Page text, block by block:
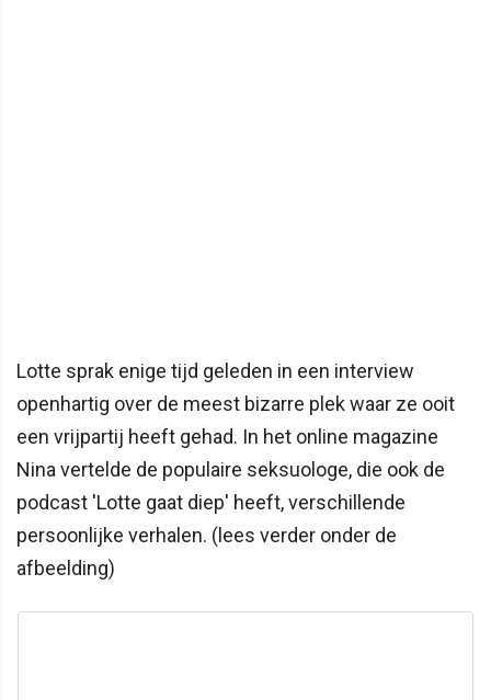
Lotte sprak enige tijd geleden in een interview
openhartig over de meest bizarre plek waar ze ooit
een vrijpartij heeft gehad. In het online magazine
Nina vertelde de populaire seksuologe, die ook de
podcast 'Lotte gaat diep' heeft, verschillende
persoonlijke verhalen. (lees verder onder de
afbeelding)